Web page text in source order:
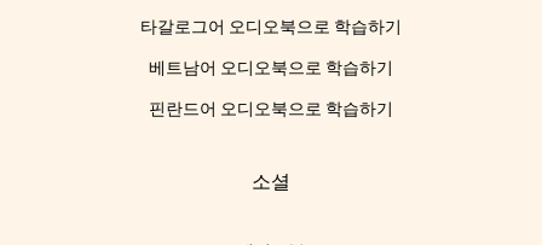
타갈로그어 오디오북으로 학습하기
베트남어 오디오북으로 학습하기
핀란드어 오디오북으로 학습하기
소셜